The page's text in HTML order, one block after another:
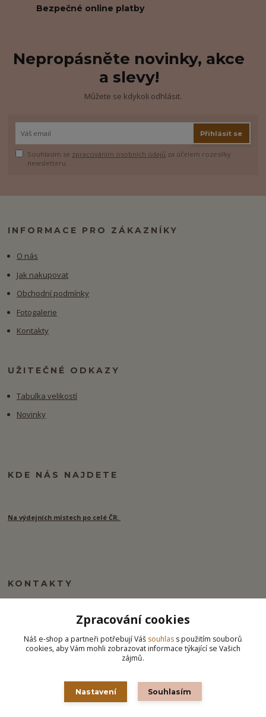
Bezpečné online platby
Nepropásněte novinky, akce
a slevy!
Můžete se kdykoli odhlásit.
Přihlásit se
Souhlasím se zpracováním osobních údajů za účelem rozesílky
newsletteru.
INFORMACE PRO ZÁKAZNÍKY
O nás
Jak nakupovat
Obchodní podmínky
Fotogalerie
Kontakty
UŽITEČNÉ ODKAZY
Tabulka velikostí
Novinky
KDE NÁS NAJDETE
Na výdejních místech po celé ČR.
KONTAKTY
info@ipj.cz
Zpracování cookies
Náš e-shop a partneři potřebují Váš souhlas s použitím souborů
cookies, aby Vám mohli zobrazovat informace týkající se Vašich
zájmů.
Nastavení Souhlasím